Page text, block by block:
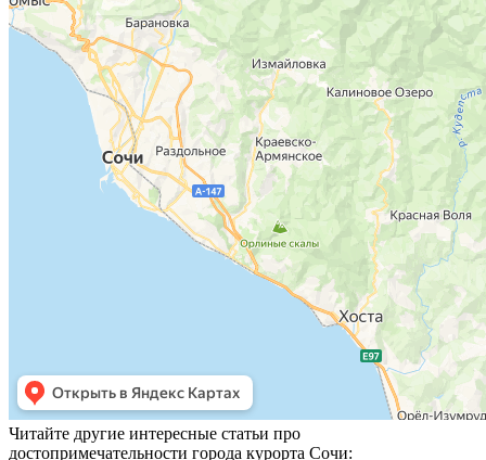
Читайте другие интересные статьи про
достопримечательности города курорта Сочи: